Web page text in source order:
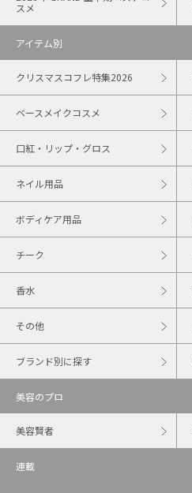
スメ
アイテム別
クリスマスコフレ特集2026
ベースメイクコスメ
口紅・リップ・グロス
ネイル用品
ボディケア用品
チーク
香水
その他
ブランド別に探す
美容のプロ
美容賢者
連載